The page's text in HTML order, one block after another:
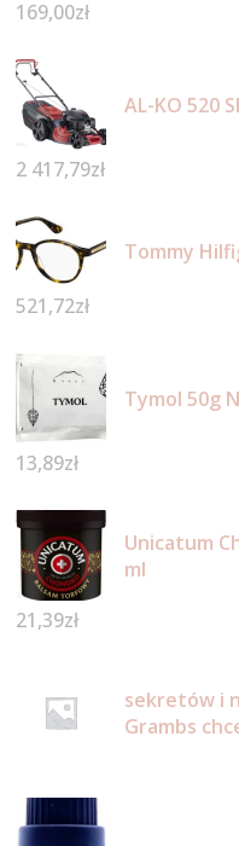
169,00zł
AL-KO 520
2 417,79zł
Tommy
521,72zł
Tymol 50g
13,89zł
Unicatum
ml
21,39zł
sekretów i
Grambs